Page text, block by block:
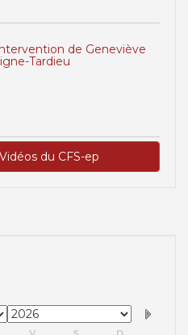
de Geneviève
Tardieu
du CFS-ep